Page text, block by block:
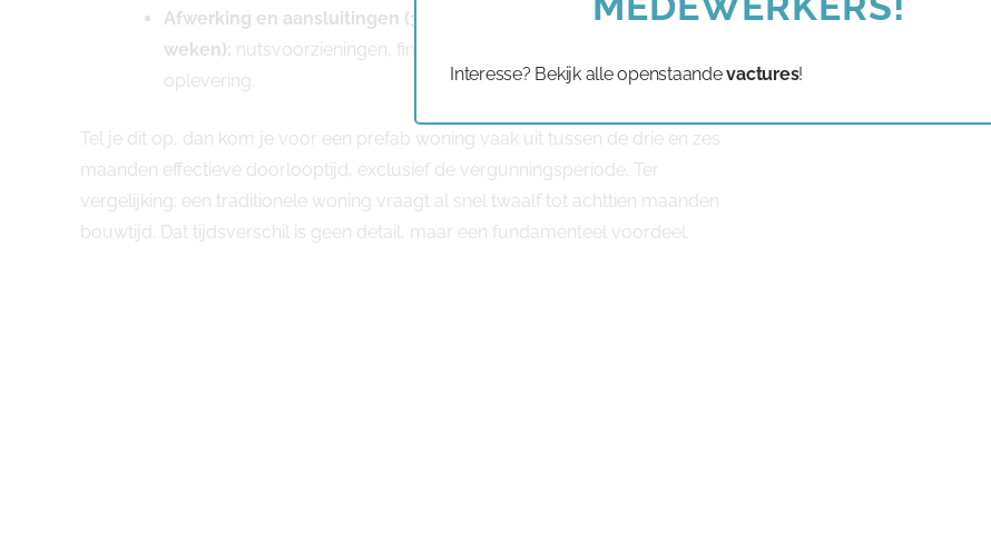
Afwerking en aansluitingen (3 tot 6
weken): nutsvoorzieningen, finale binnenafwerking en
oplevering.
Tel je dit op, dan kom je voor een prefab woning vaak uit tussen de drie en zes
maanden effectieve doorlooptijd, exclusief de vergunningsperiode. Ter
vergelijking: een traditionele woning vraagt al snel twaalf tot achttien maanden
bouwtijd. Dat tijdsverschil is geen detail, maar een fundamenteel voordeel.
Interesse? Bekijk alle openstaandevactures!